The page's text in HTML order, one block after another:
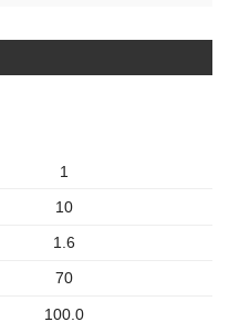
1
10
1.6
70
100.0